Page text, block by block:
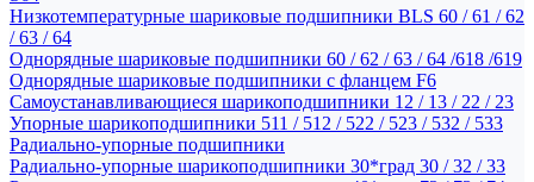
Низкотемпературные шариковые подшипники BLS 60 / 61 / 62
/ 63 / 64
Однорядные шариковые подшипники 60 / 62 / 63 / 64 /618 /619
Однорядные шариковые подшипники с фланцем F6
Самоустанавливающиеся шарикоподшипники 12 / 13 / 22 / 23
Упорные шарикоподшипники 511 / 512 / 522 / 523 / 532 / 533
Радиально-упорные подшипники
Радиально-упорные шарикоподшипники 30*град 30 / 32 / 33